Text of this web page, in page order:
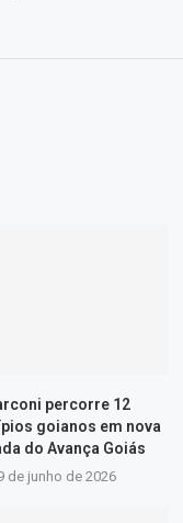
percorre 12
goianos em nova
do Avança Goiás
de junho de 2026